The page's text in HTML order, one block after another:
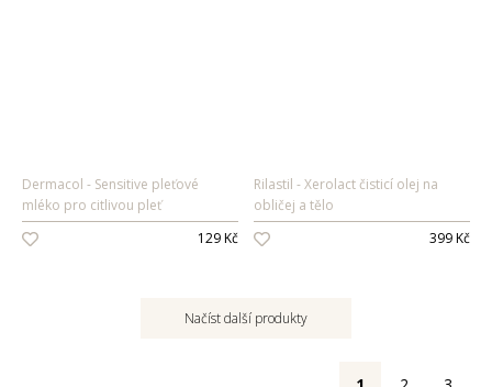
Dermacol
Sensitive pleťové
mléko pro citlivou pleť
129 Kč
Rilastil
Xerolact čisticí olej na
obličej a tělo
399 Kč
Načíst další produkty